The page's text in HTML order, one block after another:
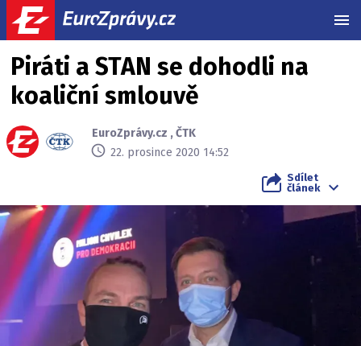
Piráti a STAN se dohodli na
koaliční smlouvě
EuroZprávy.cz ,ČTK
22. prosince 2020 14:52
Sdílet
článek